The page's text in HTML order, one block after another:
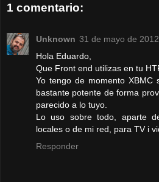
1 comentario:
Unknown 31 de mayo de
Hola Eduardo,
Que Front end utilizas en tu
Yo tengo de momento XBMC
bastante potente de forma
parecido a lo tuyo.
Lo uso sobre todo, aparte
locales o de mi red, para TV i
Responder